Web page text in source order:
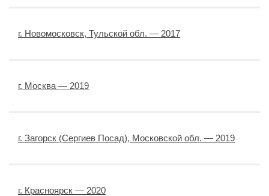
г. Новомосковск, Тульской обл. — 2017
г. Москва — 2019
г. Загорск (Сергиев Посад), Московской обл. — 2019
г. Красноярск — 2020